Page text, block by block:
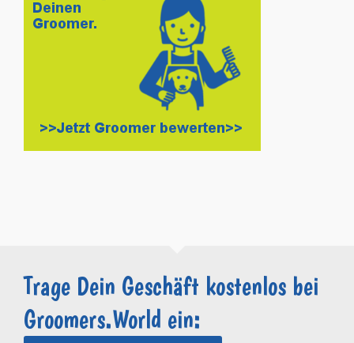
Trage Dein Geschäft kostenlos bei
Groomers.World ein: